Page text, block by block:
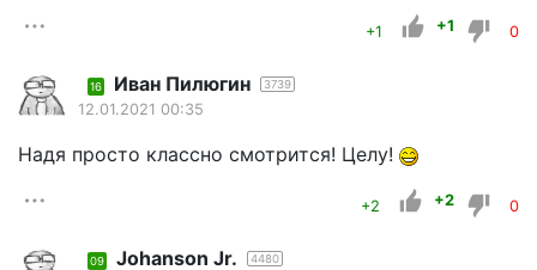
+1 +1 0
16 Иван Пилюгин 3739
12.01.2021 00:35
Надя просто классно смотрится! Целу!
+2 +2 0
09 Johanson Jr. 4480